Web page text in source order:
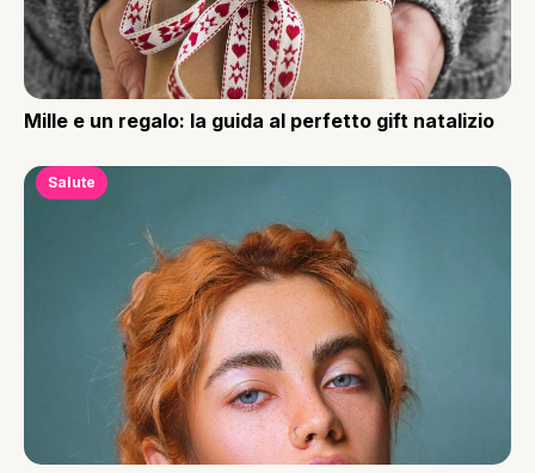
Mille e un regalo: la guida al perfetto gift natalizio
Salute